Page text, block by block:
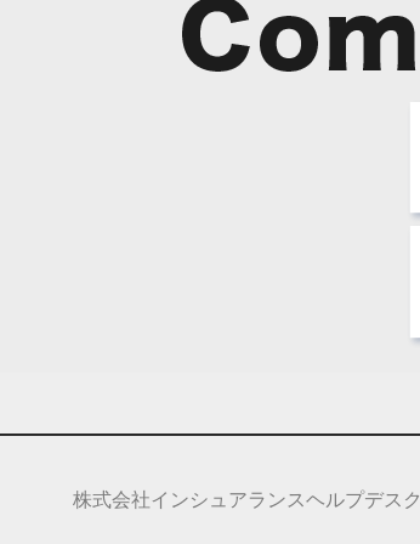
株式会社インシュアランスヘルプデスク